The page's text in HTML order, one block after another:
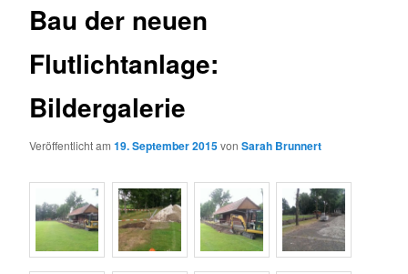
Bau der neuen
Flutlichtanlage:
Bildergalerie
Veröffentlicht am19. September 2015vonSarah Brunnert